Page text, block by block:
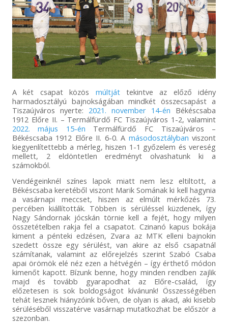
A két csapat közös múltjáttekintve az előző idény
harmadosztályú bajnokságában mindkét összecsapást a
Tiszaújváros nyerte: 2021. november 14-én Békéscsaba
1912 Előre II. – Termálfürdő FC Tiszaújváros 1-2, valamint
2022. május 15-én Termálfürdő FC Tiszaújváros –
Békéscsaba 1912 Előre II. 6-0. A másodosztályban viszont
kiegyenlítettebb a mérleg, hiszen 1-1 győzelem és vereség
mellett, 2 eldöntetlen eredményt olvashatunk ki a
számokból.
Vendégeinknél színes lapok miatt nem lesz eltiltott, a
Békéscsaba keretéből viszont Marik Somának ki kell hagynia
a vasárnapi meccset, hiszen az elmúlt mérkőzés 73.
percében kiállították. Többen is sérüléssel küzdenek, így
Nagy Sándornak jócskán törnie kell a fejét, hogy milyen
összetételben rakja fel a csapatot. Czinanó kapus bokája
kiment a pénteki edzésen, Zvara az MTK elleni bajnokin
szedett össze egy sérülést, van akire az első csapatnál
számítanak, valamint az előrejelzés szerint Szabó Csaba
apai örömök elé néz ezen a hétvégén – így érthető módon
kimenőt kapott. Bízunk benne, hogy minden rendben zajlik
majd és tovább gyarapodhat az Előre-család, így
előzetesen is sok boldogságot kívánunk! Összességében
tehát lesznek hiányzóink bőven, de olyan is akad, aki kisebb
sérüléséből visszatérve vasárnap mutatkozhat be először a
szezonban.